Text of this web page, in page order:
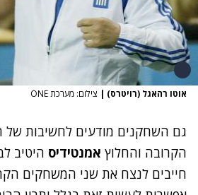
אוטו רהאגל (רויטרס) | צילום: מערכת ONE
גם השחקנים מודעים לחשיבות
הקרובה והחלוץ אמנטידיס היטיב
חייבים לנצח את שני המשחקים